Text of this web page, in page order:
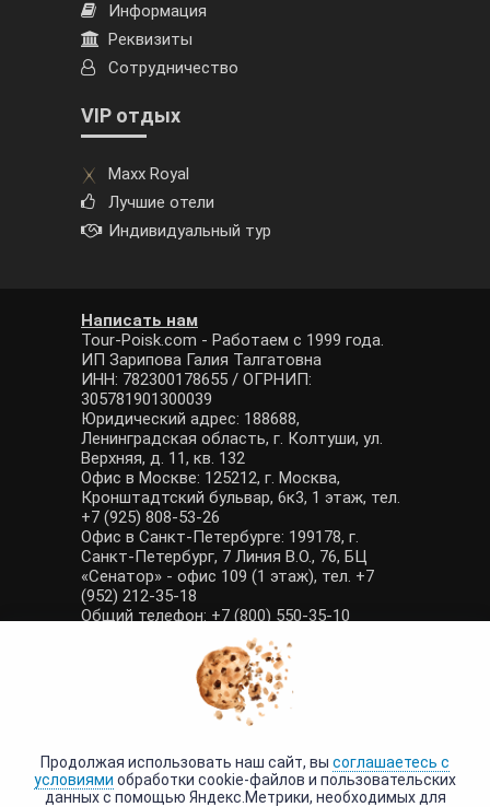
Информация
Реквизиты
Сотрудничество
VIP отдых
Maxx Royal
Лучшие отели
Индивидуальный тур
Написать нам
Tour-Poisk.com - Работаем с 1999 года.
ИП Зарипова Галия Талгатовна
ИНН: 782300178655 / ОГРНИП:
305781901300039
Юридический адрес: 188688,
Ленинградская область, г. Колтуши, ул.
Верхняя, д. 11, кв. 132
Офис в Москве: 125212, г. Москва,
Кронштадтский бульвар, 6к3, 1 этаж, тел.
+7 (925) 808-53-26
Офис в Санкт-Петербурге: 199178, г.
Санкт-Петербург, 7 Линия В.О., 76, БЦ
«Сенатор» - офис 109 (1 этаж), тел. +7
(952) 212-35-18
Общий телефон: +7 (800) 550-35-10
E-mail: manager@tour-poisk.com (общие
вопросы), admin@tour-poisk.com (жалобы)
Номер в Общероссийском реестре
туристических агентств: РТА 0003424
Политика конфиденциальности
Продолжая использовать наш сайт, вы соглашаетесь с
условиями обработки cookie-файлов и пользовательских
данных с помощью Яндекс.Метрики, необходимых для